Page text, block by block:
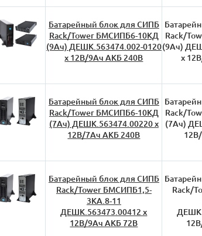
Батарейный блок для СИПБ
Rack/Tower БМСИПБ6-10КД
(9Ач) ДЕШК.563474.002-0120
х 12В/9Ач АКБ 240В
Rack/
(9Ач)
х
Батарейный блок для СИПБ
Rack/Tower БМСИПБ6-10КД
(7Ач) ДЕШК.563474.00220 х
12В/7Ач АКБ 240В
Rack/
(7Ач)
Батарейный блок для СИПБ
Rack/Tower БМСИПБ1,5-
3КА.8-11
ДЕШК.563473.00412 х
12В/9Ач АКБ 72В
Rack/